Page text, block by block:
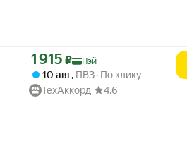
Цена с картой Яндекс Пэй 1915 ₽
1 915 ₽ Пэй
10 авг, ПВЗ По клику
ТехАккорд
4.6